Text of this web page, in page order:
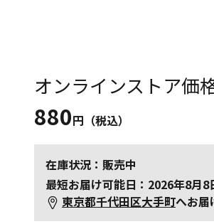
オンラインストア価
880円（税込）
在庫状況：販売中
最短お届け可能日：2026年8月8
東京都千代田区大手町へお届